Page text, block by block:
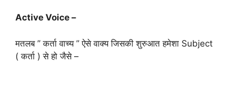
Active Voice –
मतलब ” कर्ता वाच्य ” ऐसे वाक्य जिसकी शुरुआत हमेशा Subject
( कर्ता ) से हो जैसे –